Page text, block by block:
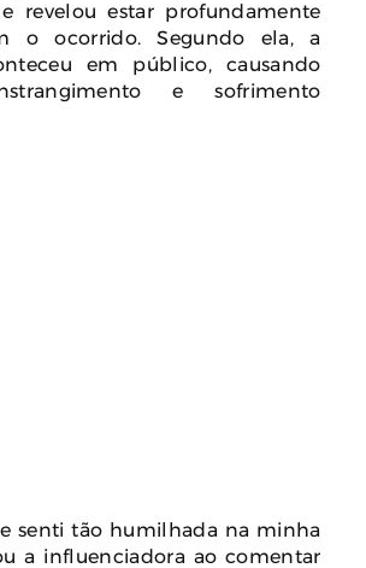
revelou estar profundamente
o ocorrido. Segundo ela, a
em público, causando
e sofrimento
senti tão humilhada na minha
a influenciadora ao comentar